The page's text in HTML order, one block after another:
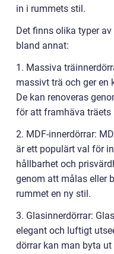
in i rummets stil.
Det finns olika typer
bland annat:
1. Massiva
massivt trä och ger en
De kan renoveras
för att framhäva träets
2. MDF-innerdörrar:
är ett populärt val för
hållbarhet och
genom att målas eller
rummet en ny stil.
3. Glasinnerdörrar:
elegant och luftigt
dörrar kan man byta